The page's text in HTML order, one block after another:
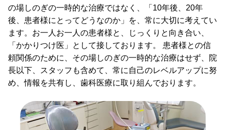
の場しのぎの一時的な治療ではなく、「10年後、20年
後、患者様にとってどうなのか」を、常に大切に考えてい
ます。お一人お一人の患者様と、じっくりと向き合い、
「かかりつけ医」として接しております。 患者様との信
頼関係のために、その場しのぎの一時的な治療はせず、院
長以下、スタッフも含めて、常に自己のレベルアップに努
め、情報を共有し、歯科医療に取り組んでおります。